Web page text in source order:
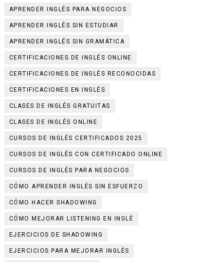
APRENDER INGLÉS PARA NEGOCIOS
APRENDER INGLÉS SIN ESTUDIAR
APRENDER INGLÉS SIN GRAMÁTICA
CERTIFICACIONES DE INGLÉS ONLINE
CERTIFICACIONES DE INGLÉS RECONOCIDAS
CERTIFICACIONES EN INGLÉS
CLASES DE INGLÉS GRATUITAS
CLASES DE INGLÉS ONLINE
CURSOS DE INGLÉS CERTIFICADOS 2025
CURSOS DE INGLÉS CON CERTIFICADO ONLINE
CURSOS DE INGLÉS PARA NEGOCIOS
CÓMO APRENDER INGLÉS SIN ESFUERZO
CÓMO HACER SHADOWING
CÓMO MEJORAR LISTENING EN INGLÉ
EJERCICIOS DE SHADOWING
EJERCICIOS PARA MEJORAR INGLÉS